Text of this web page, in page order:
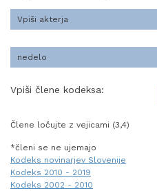
Vpiši člene kodeksa:
Člene ločujte z vejicami (3,4)
*členi se ne ujemajo
Kodeks novinarjev Slovenije
Kodeks 2010 - 2019
Kodeks 2002 - 2010